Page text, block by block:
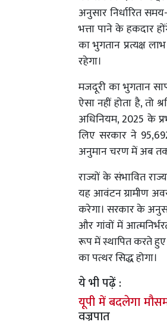
अनुसार निर्धारित
भत्ता पाने के हकदार
का भुगतान प्रत्यक्ष
रहेगा।
मजदूरी का भुगतान
ऐसा नहीं होता है, तो
अधिनियम, 2025 के
लिए सरकार ने
अनुमान चरण में अब
राज्यों के संभावित
यह आवंटन ग्रामीण
करेगा। सरकार के
और गांवों में
रूप में स्थापित करते
का पत्थर सिद्ध होगा।
ये भी पढ़ें :
यूपी में बदलेगा
वज्रपात